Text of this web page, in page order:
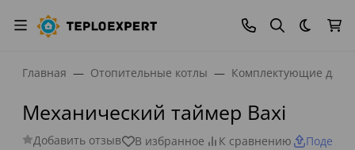
Темная
Главная Отопительные котлы Комплектующие для
Механический таймер Baxi
Добавить отзыв В избранное К сравнению